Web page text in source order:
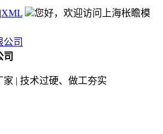
|XML
您好，欢迎访问上海枨瞻模
司
| 技术过硬、做工夯实